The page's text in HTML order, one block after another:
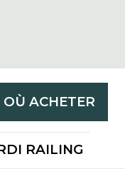
OÙ ACHETER
RAILING